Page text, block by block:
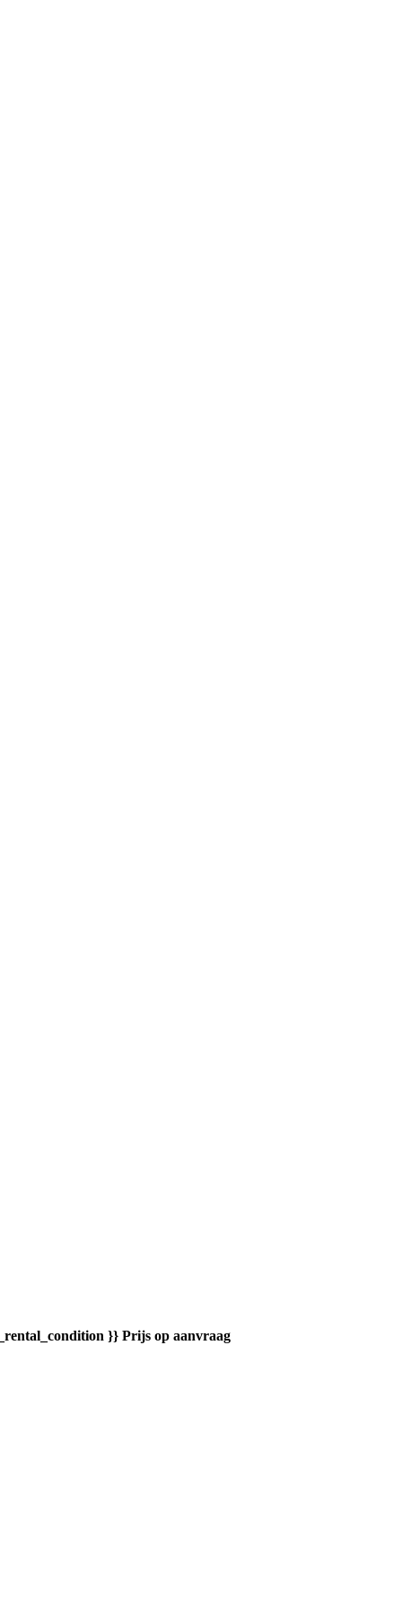
}} Prijs op aanvraag